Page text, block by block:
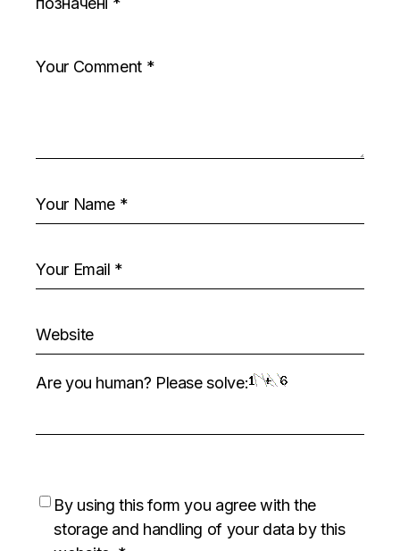
Are you human? Please solve:
By using this form you agree with the
storage and handling of your data by this